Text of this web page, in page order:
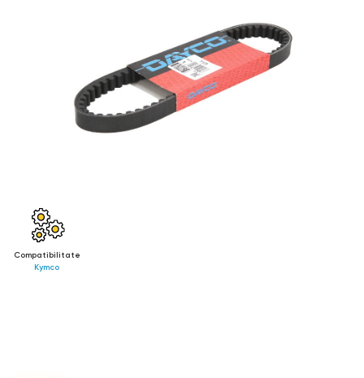
Compatibilitate
Kymco